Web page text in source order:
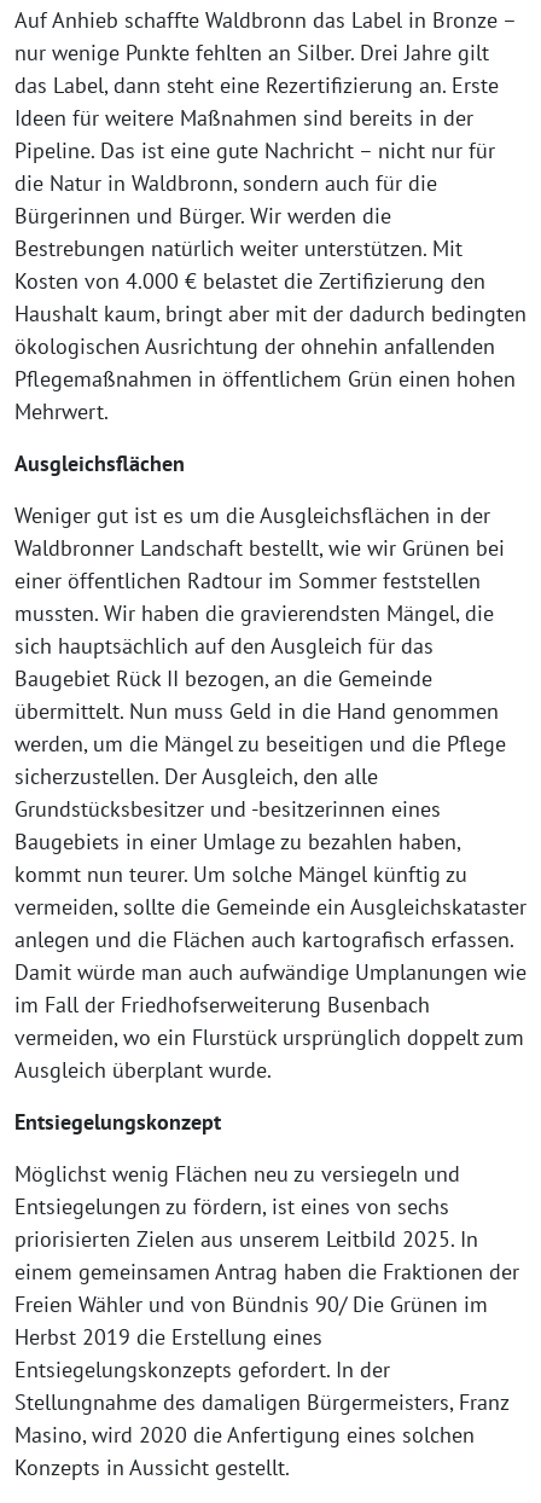
Auf Anhieb schaffte Waldbronn das Label in Bronze –
nur wenige Punkte fehlten an Silber. Drei Jahre gilt
das Label, dann steht eine Rezertifizierung an. Erste
Ideen für weitere Maßnahmen sind bereits in der
Pipeline. Das ist eine gute Nachricht – nicht nur für
die Natur in Waldbronn, sondern auch für die
Bürgerinnen und Bürger. Wir werden die
Bestrebungen natürlich weiter unterstützen. Mit
Kosten von 4.000 € belastet die Zertifizierung den
Haushalt kaum, bringt aber mit der dadurch bedingten
ökologischen Ausrichtung der ohnehin anfallenden
Pflegemaßnahmen in öffentlichem Grün einen hohen
Mehrwert.
Ausgleichsflächen
Weniger gut ist es um die Ausgleichsflächen in der
Waldbronner Landschaft bestellt, wie wir Grünen bei
einer öffentlichen Radtour im Sommer feststellen
mussten. Wir haben die gravierendsten Mängel, die
sich hauptsächlich auf den Ausgleich für das
Baugebiet Rück II bezogen, an die Gemeinde
übermittelt. Nun muss Geld in die Hand genommen
werden, um die Mängel zu beseitigen und die Pflege
sicherzustellen. Der Ausgleich, den alle
Grundstücksbesitzer und -besitzerinnen eines
Baugebiets in einer Umlage zu bezahlen haben,
kommt nun teurer. Um solche Mängel künftig zu
vermeiden, sollte die Gemeinde ein Ausgleichskataster
anlegen und die Flächen auch kartografisch erfassen.
Damit würde man auch aufwändige Umplanungen wie
im Fall der Friedhofserweiterung Busenbach
vermeiden, wo ein Flurstück ursprünglich doppelt zum
Ausgleich überplant wurde.
Entsiegelungskonzept
Möglichst wenig Flächen neu zu versiegeln und
Entsiegelungen zu fördern, ist eines von sechs
priorisierten Zielen aus unserem Leitbild 2025. In
einem gemeinsamen Antrag haben die Fraktionen der
Freien Wähler und von Bündnis 90/ Die Grünen im
Herbst 2019 die Erstellung eines
Entsiegelungskonzepts gefordert. In der
Stellungnahme des damaligen Bürgermeisters, Franz
Masino, wird 2020 die Anfertigung eines solchen
Konzepts in Aussicht gestellt.